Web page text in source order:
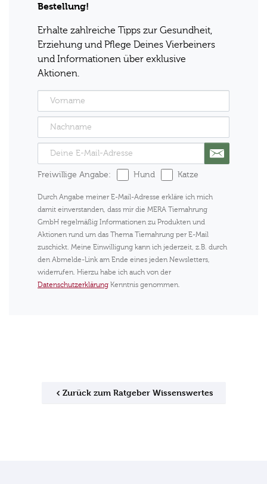
Bestellung!
Erhalte zahlreiche Tipps zur Gesundheit,
Erziehung und Pflege Deines Vierbeiners
und Informationen über exklusive
Aktionen.
Freiwillige Angabe: Hund Katze
Durch Angabe meiner E-Mail-Adresse erkläre ich mich
damit einverstanden, dass mir die MERA Tiernahrung
GmbH regelmäßig Informationen zu Produkten und
Aktionen rund um das Thema Tiernahrung per E-Mail
zuschickt. Meine Einwilligung kann ich jederzeit, z.B. durch
den Abmelde-Link am Ende eines jeden Newsletters,
widerrufen. Hierzu habe ich auch von der
Datenschutzerklärung Kenntnis genommen.
Zurück zum Ratgeber Wissenswertes